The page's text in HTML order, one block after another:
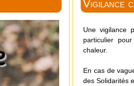
Vigilance
Une vigilance
particulier
chaleur.
En cas de
des Solidarités